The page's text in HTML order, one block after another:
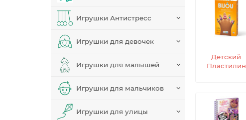
Игрушки Антистресс
Игрушки для девочек
Игрушки для малышей
Игрушки для мальчиков
Игрушки для улицы
Детский
Пластилин